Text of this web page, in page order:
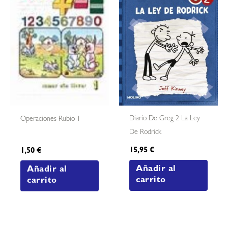
Operaciones Rubio 1
1,50€
Añadir al
carrito
Diario De Greg 2 La Ley
De Rodrick
15,95€
Añadir al
carrito